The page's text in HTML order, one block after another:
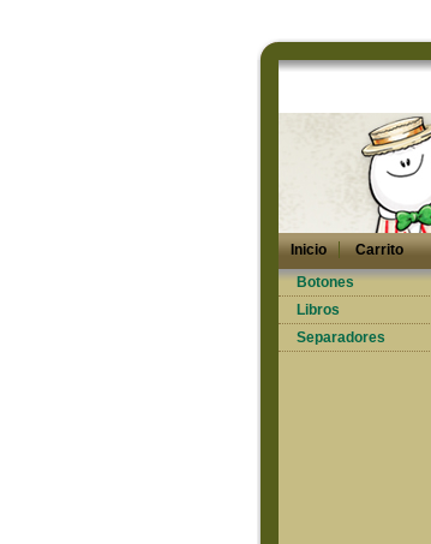
Inicio
Carrito
Botones
Libros
Separadores